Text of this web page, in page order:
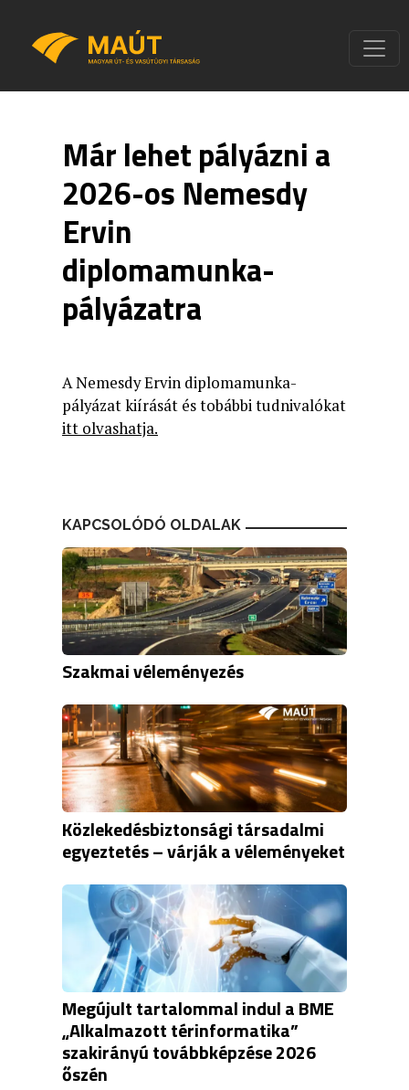
Már lehet pályázni a
2026-os Nemesdy
Ervin
diplomamunka-
pályázatra
A Nemesdy Ervin diplomamunka-
pályázat kiírását és tobábbi tudnivalókat
itt olvashatja.
KAPCSOLÓDÓ OLDALAK
Szakmai véleményezés
Közlekedésbiztonsági társadalmi
egyeztetés – várják a véleményeket
Megújult tartalommal indul a BME
„Alkalmazott térinformatika”
szakirányú továbbképzése 2026
őszén